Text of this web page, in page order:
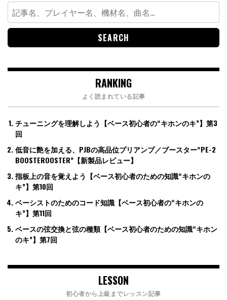
Search
for:
RANKING
よく読まれている記事
チューニングを理解しよう【ベース初心者の“キホンのキ”】第3
回
低音に艶を加える、PJBの高品位プリアンプ／ブースター“PE-2
BOOSTEROOSTER”【新製品レビュー】
指板上の音を覚えよう【ベース初心者のための知識“キホンの
キ”】第10回
ベーシストのためのコード知識【ベース初心者の“キホンの
キ”】第11回
ベースの弦交換と弦の種類【ベース初心者のための知識“キホン
のキ”】第7回
LESSON
初心者から上級までレッスン記事